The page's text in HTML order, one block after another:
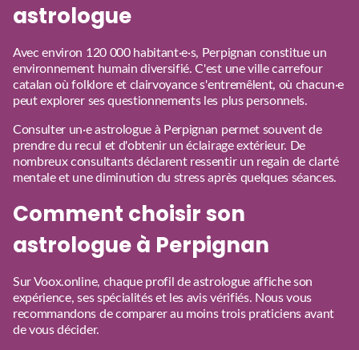
astrologue
Avec environ 120 000 habitant·e·s, Perpignan constitue un
environnement humain diversifié. C'est une ville carrefour
catalan où folklore et clairvoyance s'entremêlent, où chacun·e
peut explorer ses questionnements les plus personnels.
Consulter un·e astrologue à Perpignan permet souvent de
prendre du recul et d'obtenir un éclairage extérieur. De
nombreux consultants déclarent ressentir un regain de clarté
mentale et une diminution du stress après quelques séances.
Comment choisir son
astrologue à Perpignan
Sur Voox.online, chaque profil de astrologue affiche son
expérience, ses spécialités et les avis vérifiés. Nous vous
recommandons de comparer au moins trois praticiens avant
de vous décider.